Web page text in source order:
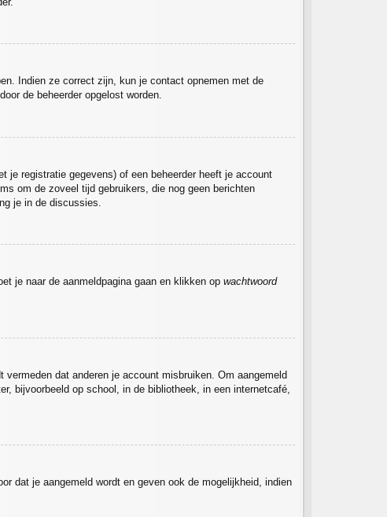
Indien ze correct zijn, kun je contact opnemen met de
de beheerder opgelost worden.
je registratie gegevens) of een beheerder heeft je account
om de zoveel tijd gebruikers, die nog geen berichten
je in de discussies.
je naar de aanmeldpagina gaan en klikken op wachtwoord
dat anderen je account misbruiken. Om aangemeld
bijvoorbeeld op school, in de bibliotheek, in een internetcafé,
dat je aangemeld wordt en geven ook de mogelijkheid, indien